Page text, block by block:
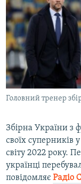
СПЕЦПРОЕКТИ
ДЕПОРТАЦІЯ
ВІДЕОУРОКИ
СВІДЧЕННЯ ОКУПАЦІЇ
УКРАЇНСЬКА
ІНФОГРАФІКА
ЯК ОБІЙТИ
Русский
Qırımtatar
ДОЛУЧАЙСЯ!
Усі сайти RFE/RL
Головний тренер
Збірна України з
своїх суперників
світу 2022 року.
українці
повідомляє Радіо